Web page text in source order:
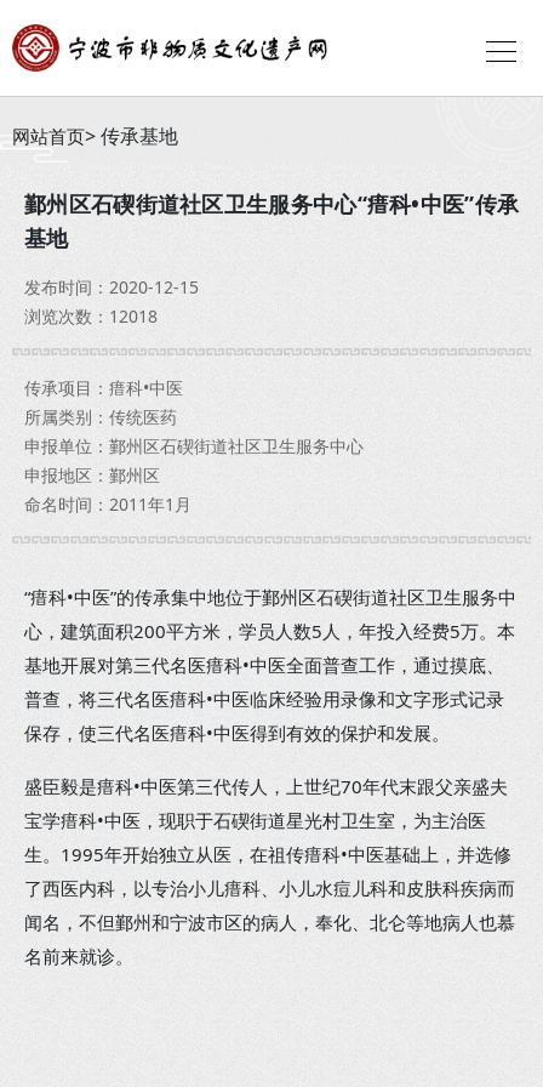
网站首页 传承基地
鄞州区石碶街道社区卫生服务中心“瘄科•中医”传承
基地
发布时间：2020-12-15
浏览次数：12018
传承项目：瘄科•中医
所属类别：传统医药
申报单位：鄞州区石碶街道社区卫生服务中心
申报地区：鄞州区
命名时间：2011年1月
“瘄科•中医”的传承集中地位于鄞州区石碶街道社区卫生服务中
心，建筑面积200平方米，学员人数5人，年投入经费5万。本
基地开展对第三代名医瘄科•中医全面普查工作，通过摸底、
普查，将三代名医瘄科•中医临床经验用录像和文字形式记录
保存，使三代名医瘄科•中医得到有效的保护和发展。
盛臣毅是瘄科•中医第三代传人，上世纪70年代末跟父亲盛夫
宝学瘄科•中医，现职于石碶街道星光村卫生室，为主治医
生。1995年开始独立从医，在祖传瘄科•中医基础上，并选修
了西医内科，以专治小儿瘄科、小儿水痘儿科和皮肤科疾病而
闻名，不但鄞州和宁波市区的病人，奉化、北仑等地病人也慕
名前来就诊。